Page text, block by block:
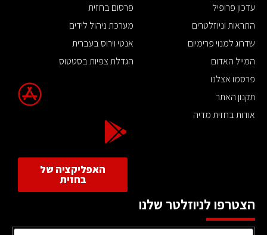
עדכון פרופיל
התראות וניוזלטרים
שדרוג למנוי פרימיום
המייל האדום
פרסמו אצלנו
תקנון האתר
אודות בחזית מדיה
פרסום בחזית
מערכת ניהול לידים
אנטי וירוס בעברית
הגדלת צפיות בסטטוס
האפליקציה של
בחזית
הצטרפו לניוזלטר שלנו